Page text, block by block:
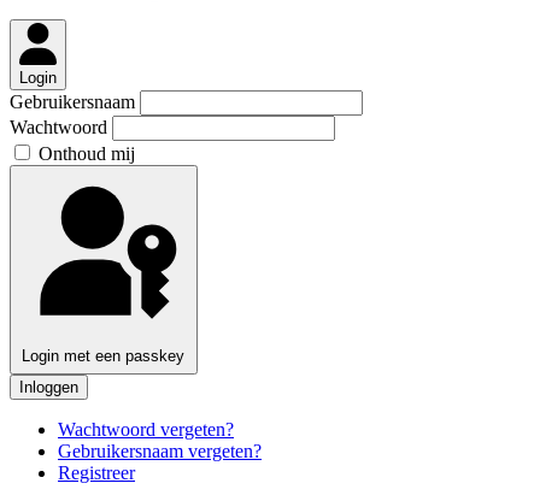
Login
Gebruikersnaam
Wachtwoord
Onthoud mij
Login met een passkey
Inloggen
Wachtwoord vergeten?
Gebruikersnaam vergeten?
Registreer